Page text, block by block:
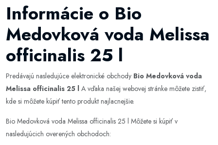
Informácie o Bio
Medovková voda Melissa
officinalis 25 l
Predávajú nasledujúce elektronické obchody Bio Medovková voda
Melissa officinalis 25 l A vďaka našej webovej stránke môžete zistiť,
kde si môžete kúpiť tento produkt najlacnejšie.
Bio Medovková voda Melissa officinalis 25 l Môžete si kúpiť v
nasledujúcich overených obchodoch: